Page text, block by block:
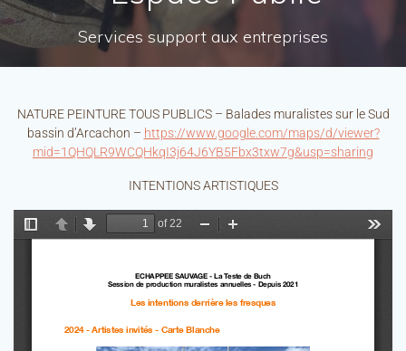
Services support aux entreprises
NATURE PEINTURE TOUS PUBLICS – Balades muralistes sur le Sud
bassin d’Arcachon – https://www.google.com/maps/d/viewer?
mid=1QHQLR9WCQHkqI3j64J6YB5Fbx3txw7g&usp=sharing
INTENTIONS ARTISTIQUES